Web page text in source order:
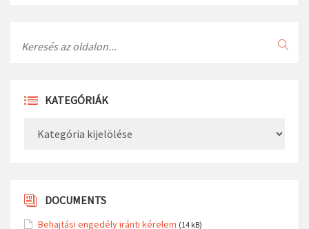
KATEGÓRIÁK
DOCUMENTS
Behajtási engedély iránti kérelem (14 kB)